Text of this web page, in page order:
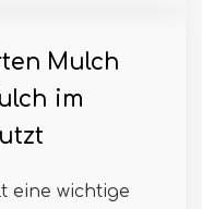
Mulch
im
eine wichtige